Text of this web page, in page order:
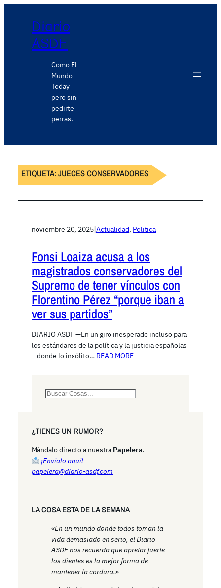
Diario
ASDF
Como El
Mundo
Today
pero sin
pedirte
perras.
ETIQUETA:JUECES CONSERVADORES
noviembre 20, 2025|Actualidad, Politica
Fonsi Loaiza acusa a los
magistrados conservadores del
Supremo de tener vínculos con
Florentino Pérez “porque iban a
ver sus partidos”
DIARIO ASDF —En un giro inesperado incluso para
los estándares de la política y la justicia españolas
—donde lo insólito… READ MORE
S
r
h
¿TIENES UN RUMOR?
Mándalo directo a nuestra Papelera.
¡Envíalo aquí!
papelera@diario-asdf.com
LA COSA ESTA DE LA SEMANA
«En un mundo donde todos toman la
vida demasiado en serio, el Diario
ASDF nos recuerda que apretar fuerte
los dientes es la mejor forma de
mantener la cordura.»